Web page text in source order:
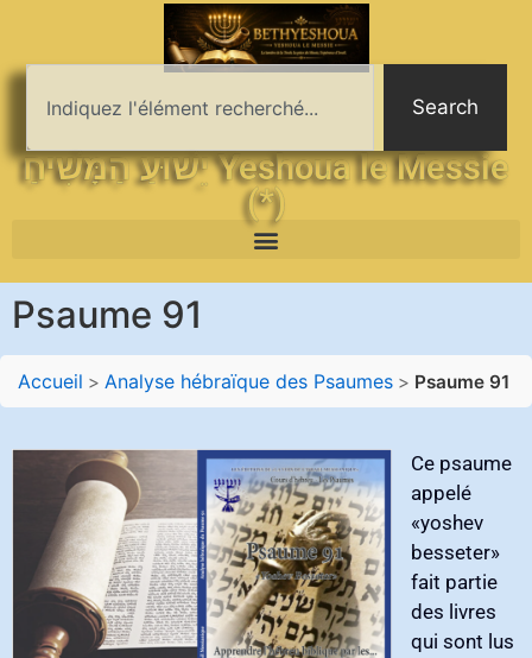
Search
יֵשׁוּעַ הַמָּשִׁיחַ Yeshoua le Messie
(*)
Psaume 91
Accueil > Analyse hébraïque des Psaumes > Psaume 91
Ce psaume
appelé‭
‬«yoshev
besseter»‭
‬fait partie
des livres
qui sont lus